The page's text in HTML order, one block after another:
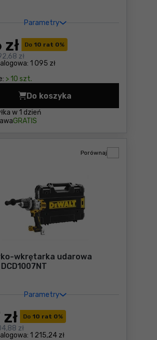
Parametry
Do 10 rat 0%
1 095 zł
zł
zł
> 10 szt.
w 1 dzień
GRATIS
Do koszyka
Wyrzynarka Makita
wkrętarka udarowa
Parametry
Do 10 rat 0%
1 215,24 zł
zł
zł
Porównaj